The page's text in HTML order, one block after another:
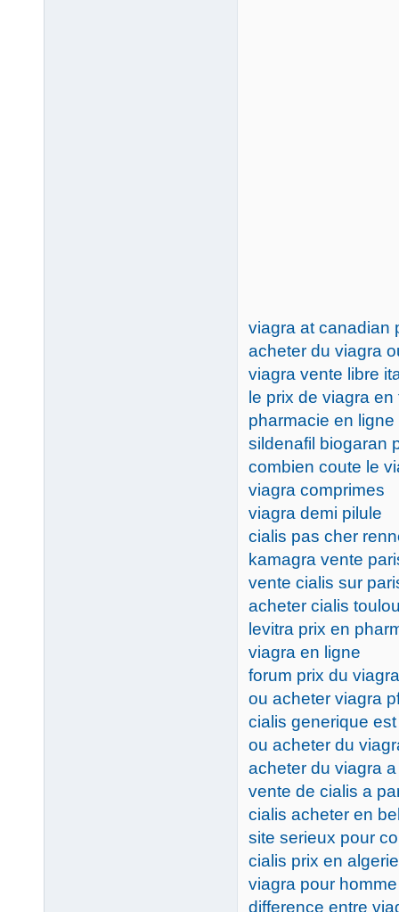
viagra at canadian
acheter du viagra
viagra vente libre
le prix de viagra en
pharmacie en
sildenafil biogaran
combien coute le
viagra comprimes
viagra demi pilule
cialis pas cher
kamagra vente
vente cialis sur
acheter cialis
levitra prix en
viagra en ligne
forum prix du
ou acheter viagra
cialis generique
ou acheter du
acheter du viagra
vente de cialis a
cialis acheter en
site serieux pour
cialis prix en algerie
viagra pour
difference entre